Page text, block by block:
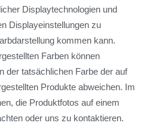
Displaytechnologien und
Displayeinstellungen zu
kommen kann.
Farben können
der tatsächlichen Farbe der auf
Produkte abweichen. Im
die Produktfotos auf einem
oder uns zu kontaktieren.